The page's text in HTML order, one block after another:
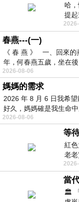
哈
提
時間
春燕---(一)
《 春 燕 》 一、回來
年，何春燕五歲，坐在
2026-08-06
媽媽的需求
2026 年 8 月 6 日我希
好久，媽媽確是我生命
2026-08-06
等
紅
老
向
🏛️